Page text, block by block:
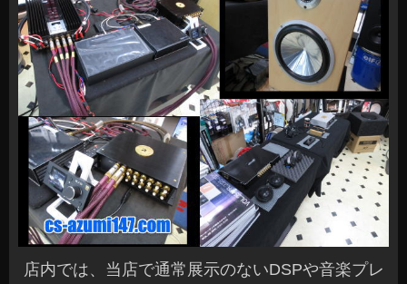
店内では、当店で通常展示のないDSPや音楽プレ